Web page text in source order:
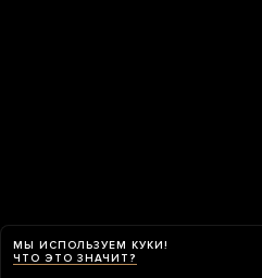
МЫ ИСПОЛЬЗУЕМ КУКИ!
ЧТО ЭТО ЗНАЧИТ?